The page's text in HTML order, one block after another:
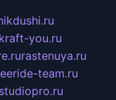
kraft-you.ru
rastenuya.ru
team.ru